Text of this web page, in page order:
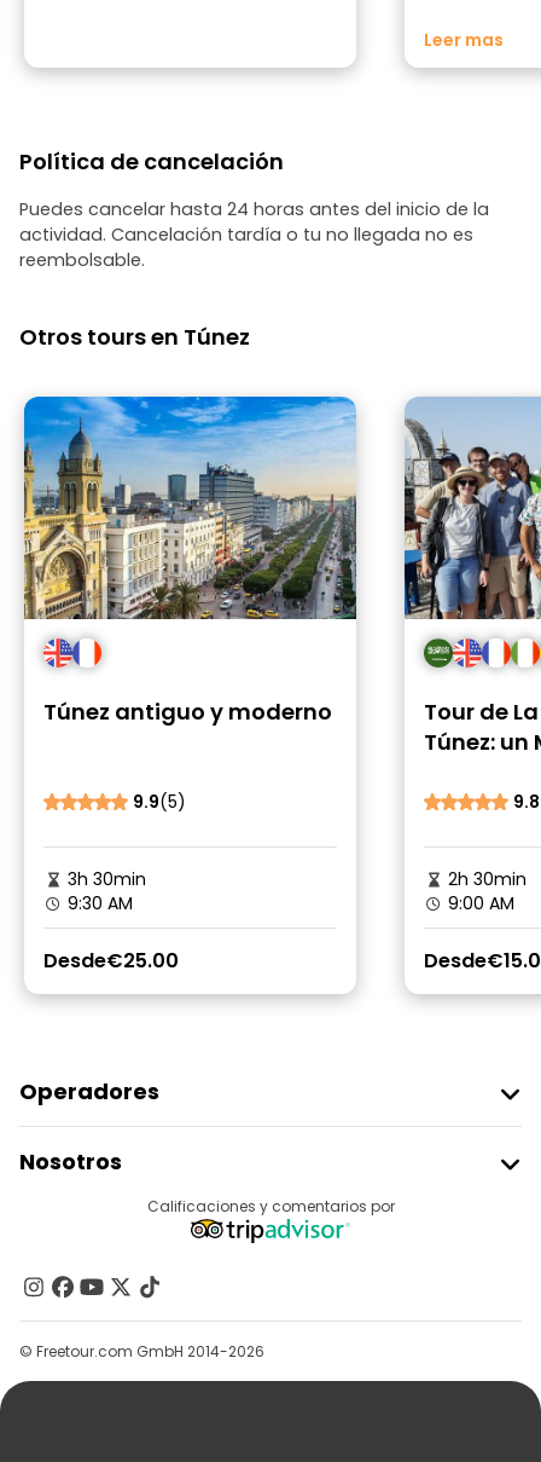
llena de gente
mundo, ya
Leer mas
Política de cancelación
Puedes cancelar hasta 24 horas antes del inicio de la
actividad. Cancelación tardía o tu no llegada no es
reembolsable.
Otros tours en Túnez
Túnez antiguo y moderno
9.9(5)
3h 30min
9:30 AM
Desde€25.00
Tour de
Túnez: un
9.8
2h 30min
9:00 AM
Desde
Operadores
Acceder Como Proveedor
Programa De Afiliados
Nosotros
Contacto
Grupos
Ayuda
Calificaciones y comentarios por
© Freetour.com GmbH 2014-2026